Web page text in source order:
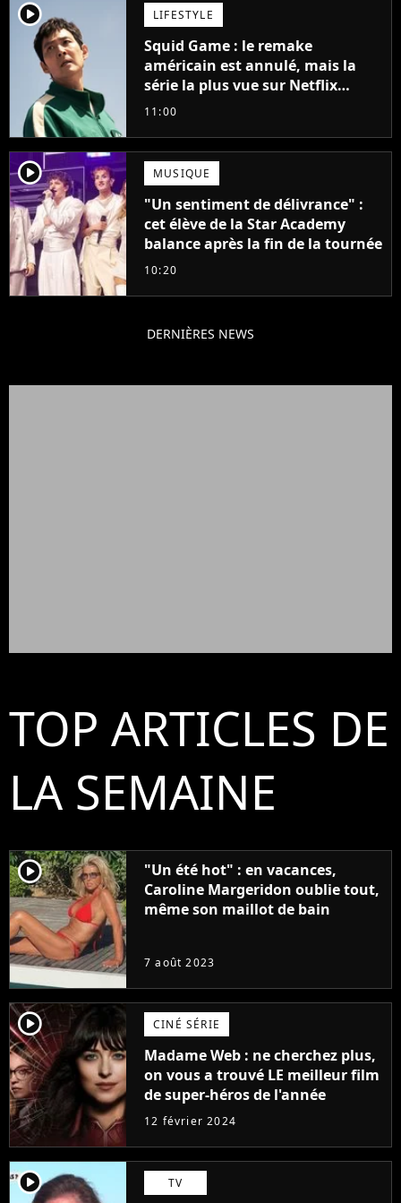
player2 LIFESTYLE
Squid Game : le remake
américain est annulé, mais la
série la plus vue sur Netflix
pourrait avoir une version
11:00
player2 MUSIQUE
"Un sentiment de délivrance" :
cet élève de la Star Academy
balance après la fin de la tournée
10:20
DERNIÈRES NEWS
TOP ARTICLES DE
LA SEMAINE
player2
"Un été hot" : en vacances,
Caroline Margeridon oublie tout,
même son maillot de bain
7 août 2023
player2 CINÉ SÉRIE
Madame Web : ne cherchez plus,
on vous a trouvé LE meilleur film
de super-héros de l'année
12 février 2024
player2 TV